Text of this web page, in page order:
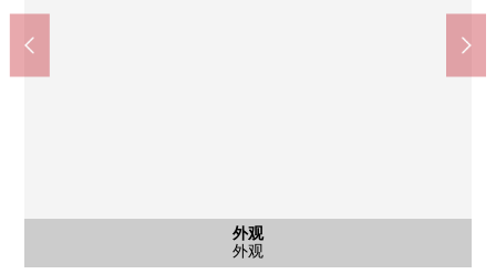
外观
外观
外观
外观
入口
入口
入口
入口
入口
入口
入口
入口
大厅
大厅
大厅
大厅
共有部分
共有部分
共有部分
共有部分
大阪Metro御堂筋线"中津"车站(约560m)
步行7分钟。
大阪Metro谷町线"中崎町"车站(约800m)
步行10分钟。
阪急宝冢线、京都线、神户线"大阪梅田"车站(约1040m)
步行13分钟。
CoDeli豊崎4丁目商店(约100m)
步行2分钟。
全家便利店豊崎二丁目店(约130m)
步行2分钟。